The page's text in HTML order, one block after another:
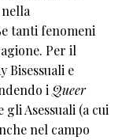
tanti fenomeni
Per il
Bisessuali e
i Queer
Asessuali (a cui
nel campo